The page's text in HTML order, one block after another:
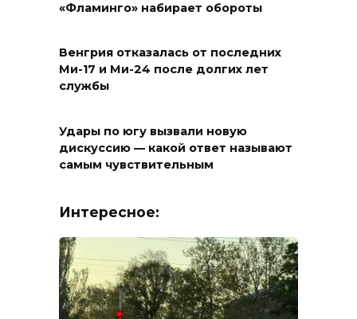
«Фламинго» набирает обороты
Венгрия отказалась от последних
Ми-17 и Ми-24 после долгих лет
службы
Удары по югу вызвали новую
дискуссию — какой ответ называют
самым чувствительным
Интересное: